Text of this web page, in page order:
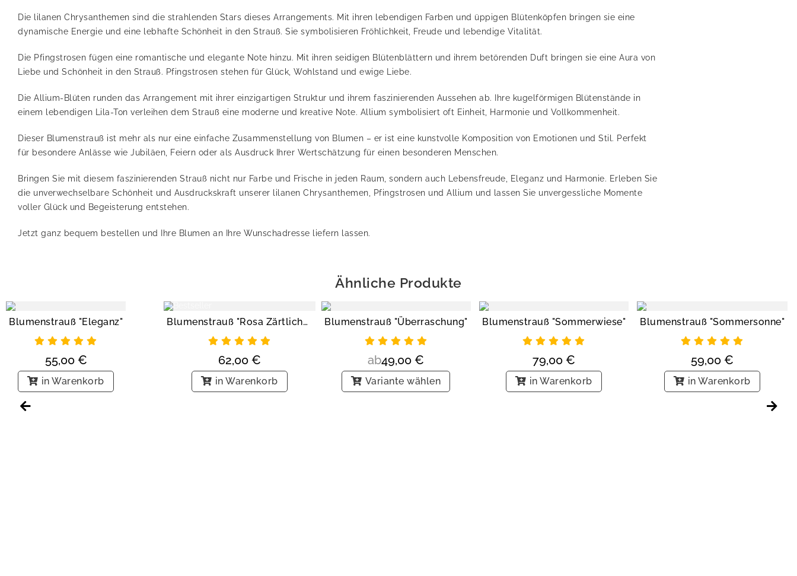
Die lilanen Chrysanthemen sind die strahlenden Stars dieses Arrangements. Mit ihren lebendigen Farben und üppigen Blütenköpfen bringen sie eine
dynamische Energie und eine lebhafte Schönheit in den Strauß. Sie symbolisieren Fröhlichkeit, Freude und lebendige Vitalität.
Die Pfingstrosen fügen eine romantische und elegante Note hinzu. Mit ihren seidigen Blütenblättern und ihrem betörenden Duft bringen sie eine Aura von
Liebe und Schönheit in den Strauß. Pfingstrosen stehen für Glück, Wohlstand und ewige Liebe.
Die Allium-Blüten runden das Arrangement mit ihrer einzigartigen Struktur und ihrem faszinierenden Aussehen ab. Ihre kugelförmigen Blütenstände in
einem lebendigen Lila-Ton verleihen dem Strauß eine moderne und kreative Note. Allium symbolisiert oft Einheit, Harmonie und Vollkommenheit.
Dieser Blumenstrauß ist mehr als nur eine einfache Zusammenstellung von Blumen – er ist eine kunstvolle Komposition von Emotionen und Stil. Perfekt
für besondere Anlässe wie Jubiläen, Feiern oder als Ausdruck Ihrer Wertschätzung für einen besonderen Menschen.
Bringen Sie mit diesem faszinierenden Strauß nicht nur Farbe und Frische in jeden Raum, sondern auch Lebensfreude, Eleganz und Harmonie. Erleben Sie
die unverwechselbare Schönheit und Ausdruckskraft unserer lilanen Chrysanthemen, Pfingstrosen und Allium und lassen Sie unvergessliche Momente
voller Glück und Begeisterung entstehen.
Jetzt ganz bequem bestellen und Ihre Blumen an Ihre Wunschadresse liefern lassen.
Ähnliche Produkte
Blumenstrauß "Eleganz"
55,00 €
in Warenkorb
Blumenstrauß "Rosa Zärtlichkeit"
62,00 €
in Warenkorb
Blumenstrauß "Überraschung"
ab49,00€
Variante wählen
Blumenstrauß "Sommerwiese"
79,00 €
in Warenkorb
Blumenstrauß "Sommersonne"
59,00 €
in Warenkorb